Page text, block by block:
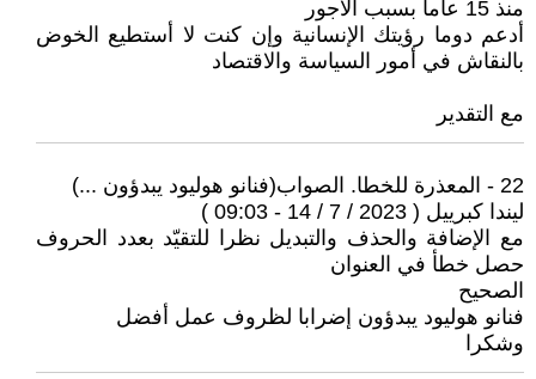
منذ 15 عاما بسبب الأجور
أدعم دوما رؤيتك الإنسانية وإن كنت لا أستطيع الخوض
بالنقاش في أمور السياسة والاقتصاد
مع التقدير
22 - المعذرة للخطا. الصواب(فنانو هوليود يبدؤون ...)
ليندا كبرييل ( 2023 / 7 / 14 - 09:03 )
مع الإضافة والحذف والتبديل نظرا للتقيّد بعدد الحروف
حصل خطأ في العنوان
الصحيح
فنانو هوليود يبدؤون إضرابا لظروف عمل أفضل
وشكرا